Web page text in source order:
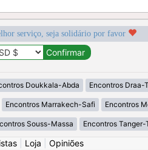
serviço, seja solidário por favor
Doukkala-Abda Encontros Draa-
Encontros Marrakech-Safi Encontros
Souss-Massa Encontros
Loja Opiniões